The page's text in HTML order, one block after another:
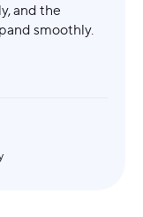
and the
smoothly.